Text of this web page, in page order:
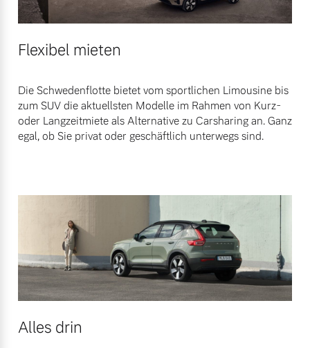
Flexibel mieten
Die Schwedenflotte bietet vom sportlichen Limousine bis
zum SUV die aktuellsten Modelle im Rahmen von Kurz-
oder Langzeitmiete als Alternative zu Carsharing an. Ganz
egal, ob Sie privat oder geschäftlich unterwegs sind.
Alles drin